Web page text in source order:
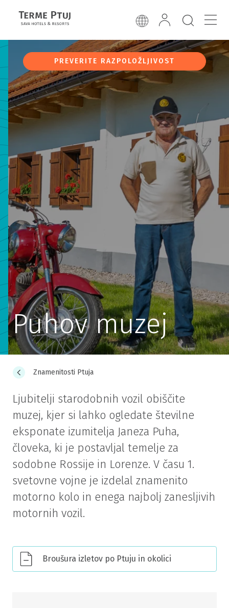
PREVERITE RAZPOLOŽLJIVOST
Puhov muzej
Znamenitosti Ptuja
Ljubitelji starodobnih vozil obiščite
muzej, kjer si lahko ogledate številne
eksponate izumitelja Janeza Puha,
človeka, ki je postavljal temelje za
sodobne Rossije in Lorenze. V času 1.
svetovne vojne je izdelal znamenito
motorno kolo in enega najbolj zanesljivih
motornih vozil.
Broušura izletov po Ptuju in okolici